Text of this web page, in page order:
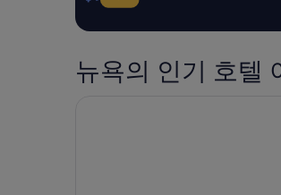
뉴욕의 인기 호텔